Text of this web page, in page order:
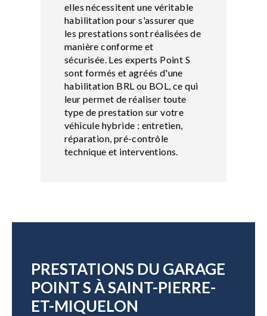
elles nécessitent une véritable
habilitation pour s'assurer que
les prestations sont réalisées de
manière conforme et
sécurisée. Les experts Point S
sont formés et agréés d'une
habilitation BRL ou BOL, ce qui
leur permet de réaliser toute
type de prestation sur votre
véhicule hybride : entretien,
réparation, pré-contrôle
technique et interventions.
PRESTATIONS DU GARAGE
POINT S À SAINT-PIERRE-
ET-MIQUELON